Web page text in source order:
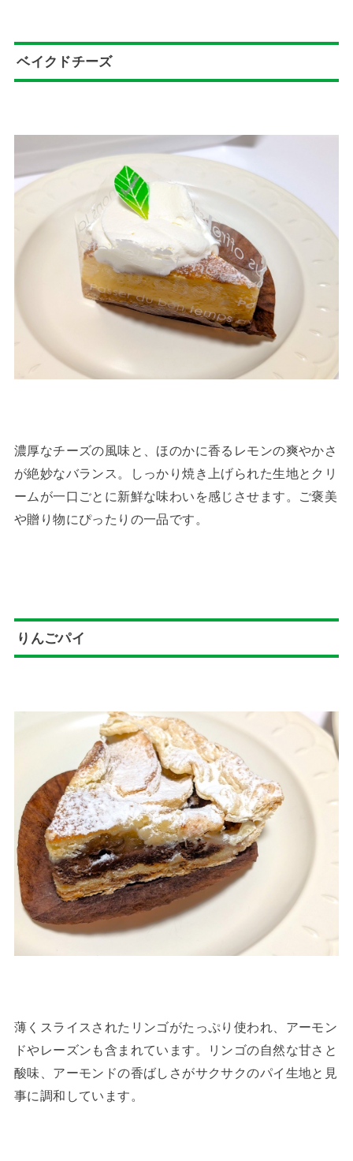
ベイクドチーズ
濃厚なチーズの風味と、ほのかに香るレモンの爽やかさ
が絶妙なバランス。しっかり焼き上げられた生地とクリ
ームが一口ごとに新鮮な味わいを感じさせます。ご褒美
や贈り物にぴったりの一品です。
りんごパイ
薄くスライスされたリンゴがたっぷり使われ、アーモン
ドやレーズンも含まれています。リンゴの自然な甘さと
酸味、アーモンドの香ばしさがサクサクのパイ生地と見
事に調和しています。